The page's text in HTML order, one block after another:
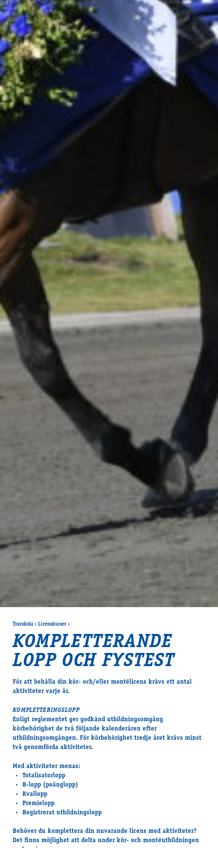
Ridsport
Om travskolan
Samarbetspartners
Licenskurser
Kursutbud och Aktiviteter
Ungdoms­stipendium
Press
Travskola›Licenskurser›
KOMPLETTERANDE
LOPP OCH FYSTEST
För att behålla din kör- och/eller montélicens krävs ett antal
aktiviteter varje år.
KOMPLETTERINGSLOPP
Enligt reglementet ger godkänd utbildningsomgång
körbehörighet de två följande kalenderåren efter
utbildningsomgången. För körbehörighet tredje året krävs minst
två genomförda aktiviteter.
Med aktiviteter menas:
Totalisatorlopp
B-lopp (poänglopp)
Kvallopp
Premielopp
Registrerat utbildningslopp
Behöver du komplettera din nuvarande licens med aktiviteter?
Det finns möjlighet att delta under kör- och montéutbildningen